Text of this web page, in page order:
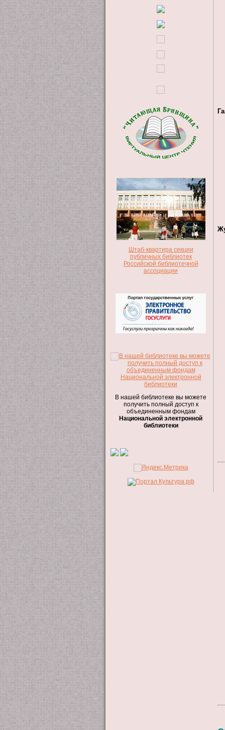
Штаб-квартира секции
публичных библиотек
Российской библиотечной
ассоциации
В нашей библиотеке вы можете
получить полный доступ к
объединенным фондам
Национальной электронной
библиотеки